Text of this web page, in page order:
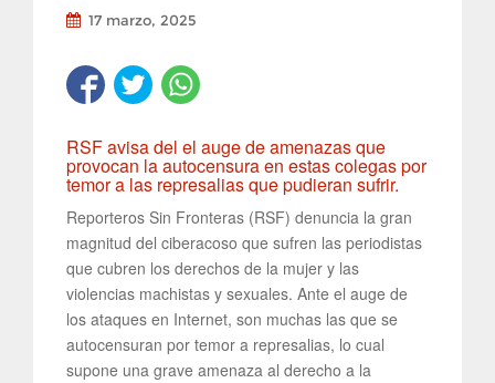
17 marzo, 2025
RSF avisa del el auge de amenazas que
provocan la autocensura en estas colegas por
temor a las represalias que pudieran sufrir.
Reporteros Sin Fronteras (RSF) denuncia la gran
magnitud del ciberacoso que sufren las periodistas
que cubren los derechos de la mujer y las
violencias machistas y sexuales. Ante el auge de
los ataques en Internet, son muchas las que se
autocensuran por temor a represalias, lo cual
supone una grave amenaza al derecho a la